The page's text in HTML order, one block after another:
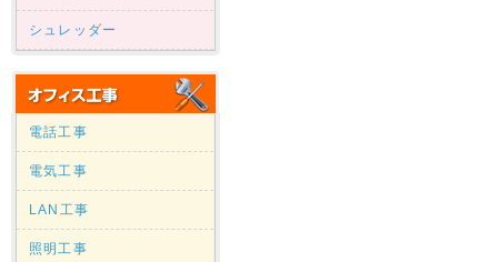
シュレッダー
電話工事
電気工事
LAN工事
照明工事